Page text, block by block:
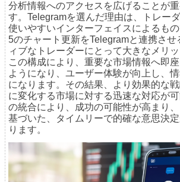
分析情報へのアクセスを広げることが
す。Telegramを選んだ理由は、トレー
使いやすいインターフェイスによるも
5のチャート更新をTelegramと連携させ
ィブなトレーダーにとって大きなメリッ
この構成により、重要な市場情報へ即
ようになり、ユーザー体験が向上し、
になります。その結果、より効果的な
に変化する市場に対する迅速な対応が
の統合により、成功の可能性が高まり
基づいた、タイムリーで的確な意思決
ります。